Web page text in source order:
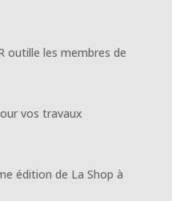
outille les membres de
vos travaux
édition de La Shop à